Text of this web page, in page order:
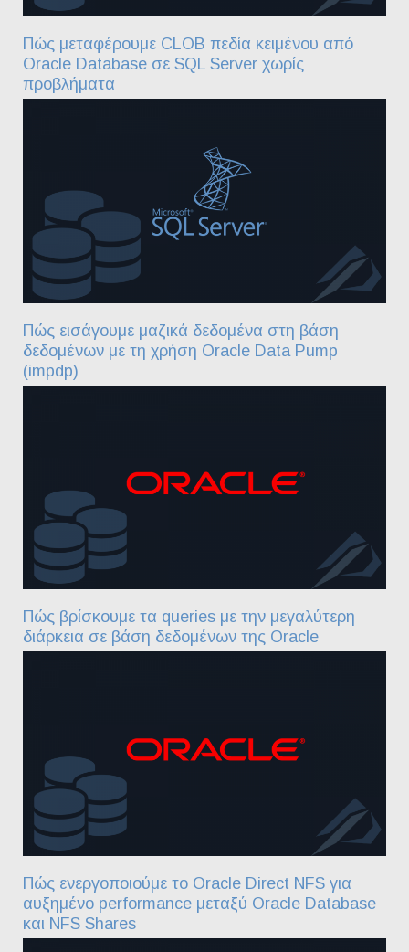
Πώς μεταφέρουμε CLOB πεδία κειμένου από
Oracle Database σε SQL Server χωρίς
προβλήματα
Πώς εισάγουμε μαζικά δεδομένα στη βάση
δεδομένων με τη χρήση Oracle Data Pump
(impdp)
Πώς βρίσκουμε τα queries με την μεγαλύτερη
διάρκεια σε βάση δεδομένων της Oracle
Πώς ενεργοποιούμε το Oracle Direct NFS για
αυξημένο performance μεταξύ Oracle Database
και NFS Shares